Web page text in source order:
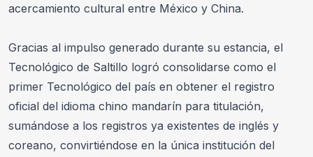
acercamiento cultural entre México y China.
Gracias al impulso generado durante su estancia, el
Tecnológico de Saltillo logró consolidarse como el
primer Tecnológico del país en obtener el registro
oficial del idioma chino mandarín para titulación,
sumándose a los registros ya existentes de inglés y
coreano, convirtiéndose en la única institución del